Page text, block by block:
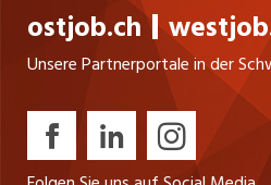
ostjob.ch
Unsere Partnerportale in der